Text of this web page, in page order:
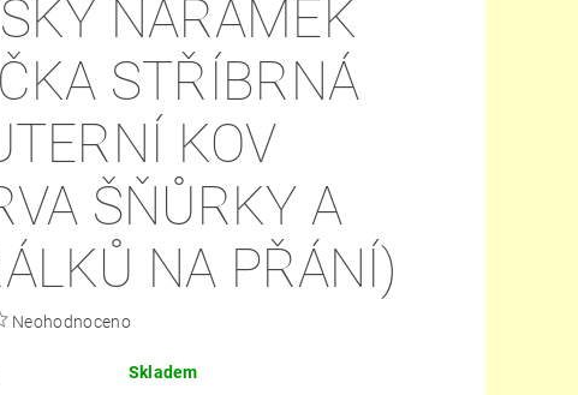
NÁRAMEK
STŘÍBRNÁ
KOV
ŠŇŮRKY A
NA PŘÁNÍ)
Neohodnoceno
Skladem